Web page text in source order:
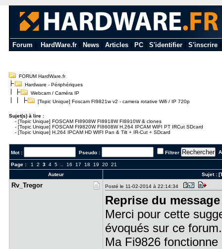
Forum HardWare.fr News Articles PC S'identifier S'inscrire
FORUM HardWare.fr
Hardware - Périphériques
Webcam / Caméra IP
[Topic Unique] Foscam FI9821w v2 - camera rotative Wifi / IP 720p
Sujet(s) à lire :
- [Topic Unique] FOSCAM FI8908W FI8918W FI8910W & clones
- [Topic Unique] FOSCAM FI9820W FI8608W H.264 IPCAM WIFI PT IRCut SDcard
- [Topic Unique] H.264 IPCAM HD WIFI Pan & Tilt + IR-Cut + SDcard
Mot : Pseudo : Filtrer
Page : 1 2 3 4 5.. 16 17 18 19 20 21
Auteur
Sujet :
Rv_Tregor Posté le 11-02-2014 à 22:14:34
Reprise du
Merci pour cette
évoqués sur ce
Ma Fi9826